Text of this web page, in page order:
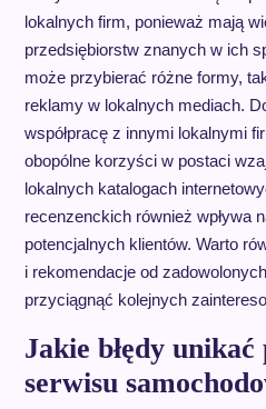
lokalnych firm, ponieważ mają
przedsiębiorstw znanych w ich
może przybierać różne formy,
reklamy w lokalnych mediach.
współpracę z innymi lokalnymi
obopólne korzyści w postaci
lokalnych katalogach
recenzenckich również wpływa
potencjalnych klientów. Warto
i rekomendacje od
przyciągnąć kolejnych
Jakie błędy
serwisu